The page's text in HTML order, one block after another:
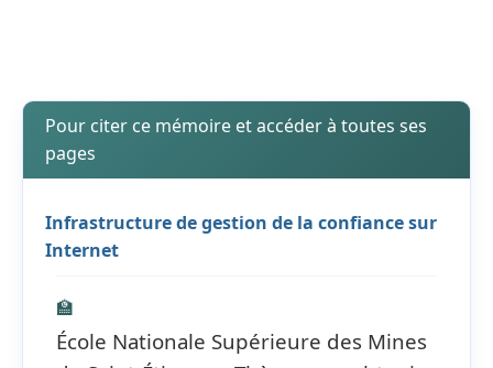
Pour citer ce mémoire et accéder à toutes ses
pages
Infrastructure de gestion de la confiance sur
Internet
🏫
École Nationale Supérieure des Mines